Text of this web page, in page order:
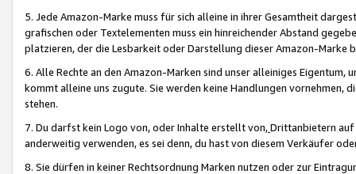
5. Jede Amazon-Marke muss für sich alleine in ihrer Gesamtheit
grafischen oder Textelementen muss ein hinreichender Abstand
platzieren, der die Lesbarkeit oder Darstellung dieser Amazon-Marke
6. Alle Rechte an den Amazon-Marken sind unser alleiniges
kommt alleine uns zugute. Sie werden keine Handlungen vornehmen,
stehen.
7. Du darfst kein Logo von, oder Inhalte erstellt von,Drittanbietern auf
anderweitig verwenden, es sei denn, du hast von diesem Verkäufer
8. Sie dürfen in keiner Rechtsordnung Marken nutzen oder zur